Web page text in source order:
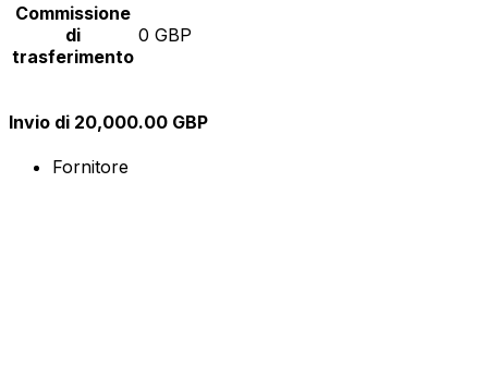
Commissione
di
trasferimento
0 GBP
Invio di 20,000.00 GBP
Fornitore